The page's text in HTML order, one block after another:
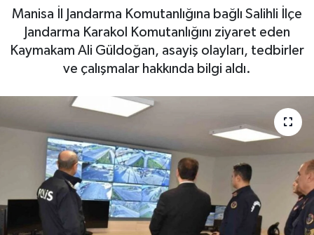
Manisa İl Jandarma Komutanlığına bağlı Salihli İlçe
Jandarma Karakol Komutanlığını ziyaret eden
Kaymakam Ali Güldoğan, asayiş olayları, tedbirler
ve çalışmalar hakkında bilgi aldı.
Haber Arşivi